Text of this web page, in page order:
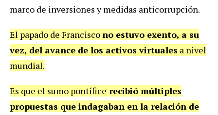
marco de inversiones y medidas anticorrupción.
El papado de Franciscono estuvo exento, a su
vez, del avance de los activos virtuales a nivel
mundial.
Es que el sumo pontífice recibió múltiples
propuestas que indagaban en la relación de